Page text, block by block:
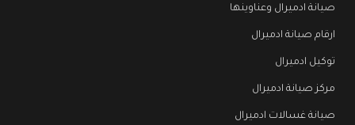
صيانة ادميرال وعناوينها
ارقام صيانة ادميرال
توكيل ادميرال
مركز صيانة ادميرال
صيانة غسالات ادميرال